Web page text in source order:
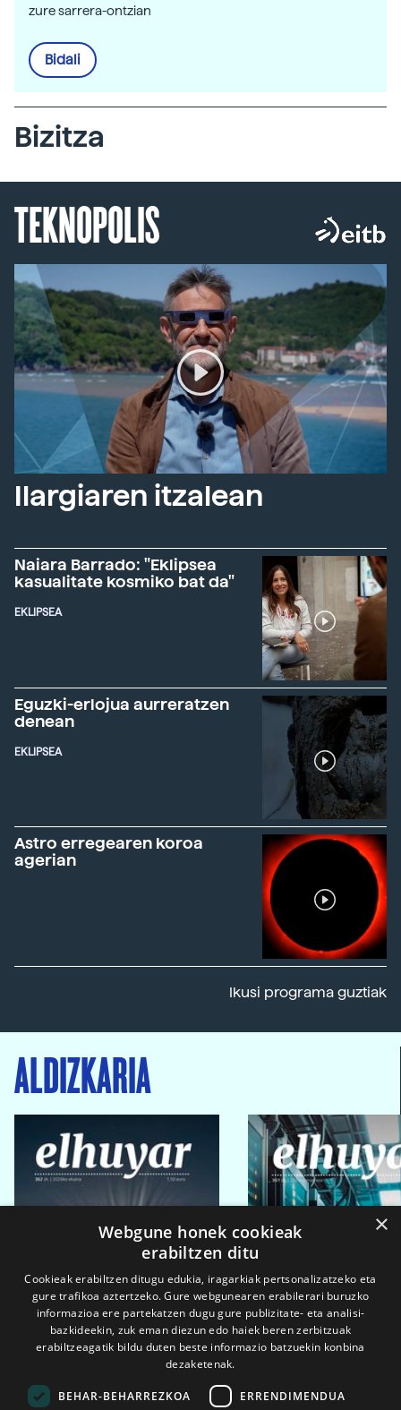
zure sarrera-ontzian
Bidali
Bizitza
TEKNOPOLIS
Ilargiaren itzalean
Naiara Barrado: "Eklipsea
kasualitate kosmiko bat da"
EKLIPSEA
Eguzki-erlojua aurreratzen
denean
EKLIPSEA
Astro erregearen koroa
agerian
Ikusi programa guztiak
ALDIZKARIA
×
Webgune honek cookieak
erabiltzen ditu
Cookieak erabiltzen ditugu edukia, iragarkiak pertsonalizatzeko eta
gure trafikoa aztertzeko. Gure webgunearen erabilerari buruzko
informazioa ere partekatzen dugu gure publizitate- eta analisi-
bazkideekin, zuk eman diezun edo haiek beren zerbitzuak
erabiltzeagatik bildu duten beste informazio batzuekin konbina
dezaketenak.
BEHAR-BEHARREZKOA ERRENDIMENDUA